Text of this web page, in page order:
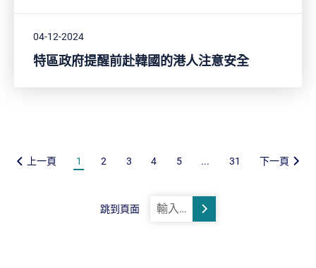
04-12-2024
特區政府提醒前赴韓國的港人注意安全
上一頁 1 2 3 4 5 ... 31 下一頁
跳到頁面
跳轉